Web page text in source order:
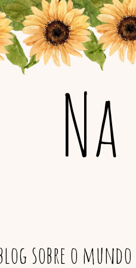
sobre o